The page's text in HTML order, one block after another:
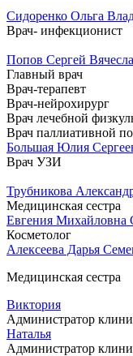
Сидоренко Ольга
Врач- инфекционист
Попов Сергей
Главный врач
Врач-терапевт
Врач-нейрохирург
Врач лечебной
Врач паллиативной
Большая Юлия
Врач УЗИ
Трубникова
Медицинская сестра
Евгения Михайловна
Косметолог
Алексеева Дарья
Медицинская сестра
Виктория
Администратор
Наталья
Администратор